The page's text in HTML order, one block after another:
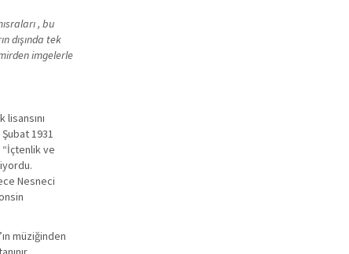
, bu
dışında tek
imgelerle
1931
“İçtenlik ve
Nesneci
müziğinden